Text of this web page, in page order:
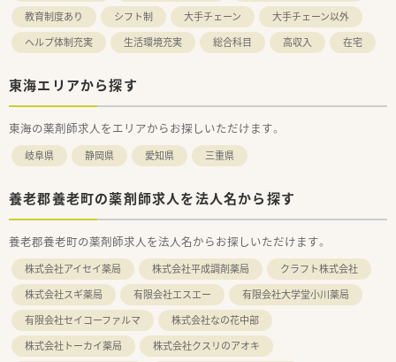
教育制度あり
シフト制 大手チェーン
大手チェーン以外
ヘルプ体制充実
生活環境充実 総合科目 高収入 在宅
東海エリアから探す
東海の薬剤師求人をエリアからお探しいただけます。
岐阜県 静岡県 愛知県 三重県
養老郡養老町の薬剤師求人を法人名から探す
養老郡養老町の薬剤師求人を法人名からお探しいただけます。
株式会社アイセイ薬局 株式会社平成調剤薬局
クラフト株式会社
株式会社スギ薬局
有限会社エスエー
有限会社大学堂小川薬局
有限会社セイコーファルマ
株式会社なの花中部
株式会社トーカイ薬局
株式会社クスリのアオキ